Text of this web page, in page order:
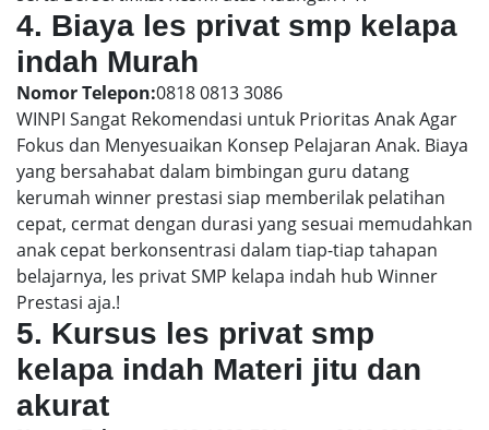
4. Biaya les privat smp kelapa
indah Murah
Nomor Telepon:0818 0813 3086
WINPI Sangat Rekomendasi untuk Prioritas Anak Agar
Fokus dan Menyesuaikan Konsep Pelajaran Anak. Biaya
yang bersahabat dalam bimbingan guru datang
kerumah winner prestasi siap memberilak pelatihan
cepat, cermat dengan durasi yang sesuai memudahkan
anak cepat berkonsentrasi dalam tiap-tiap tahapan
belajarnya, les privat SMP kelapa indah hub Winner
Prestasi aja.!
5. Kursus les privat smp
kelapa indah Materi jitu dan
akurat